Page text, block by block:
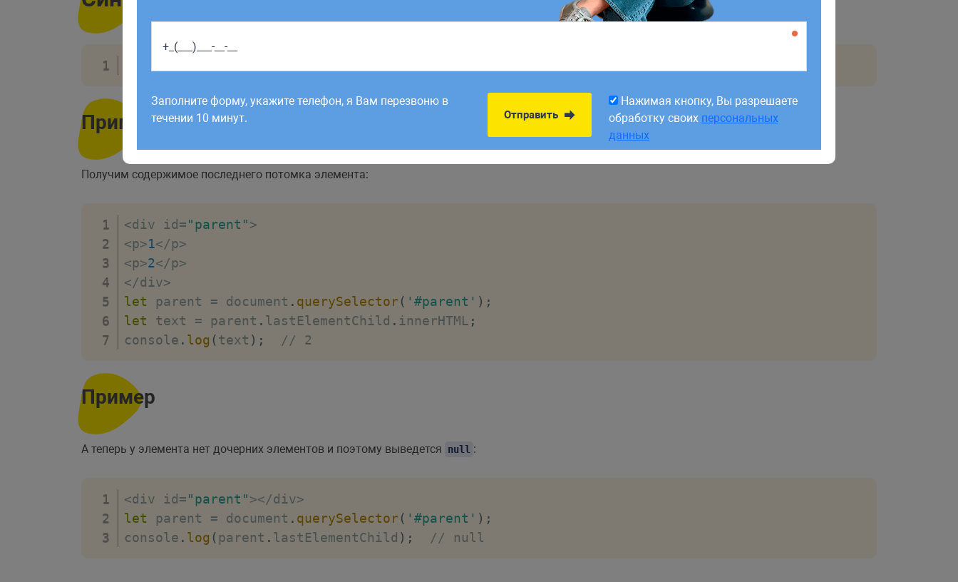
Пример
Получим содержимое последнего потомка элемента:
<div id="parent">
<p>1</p>
<p>2</p>
</div>
let parent = document . querySelector ( '#parent' ) ;
let text = parent . lastElementChild . innerHTML ;
console . log (text ) ; // 2
Пример
А теперь у элемента нет дочерних элементов и поэтому выведется null :
<div id="parent"></div>
let parent = document . querySelector ( '#parent' ) ;
console . log ( parent . lastElementChild ) ; // null
Работаем по будням с 9:00 до 18:00. Заявки,
рабочий день до 12:00.
Нажимая кнопку, Вы разрешаете
данных
Заполните форму, укажите телефон, я Вам перезвоню в
течении 10 минут.
Отправить
Нажимая кнопку, Вы разрешаете
обработку своих персональных
данных